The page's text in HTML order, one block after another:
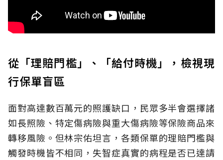
從「理賠門檻」、「給付時機」，檢視現
行保單盲區
面對高達數百萬元的照護缺口，民眾多半會選擇諸
如長照險、特定傷病險與重大傷病險等保險商品來
轉移風險。但林宗佑坦言，各類保單的理賠門檻與
觸發時機皆不相同，失智症真實的病程是否已達請